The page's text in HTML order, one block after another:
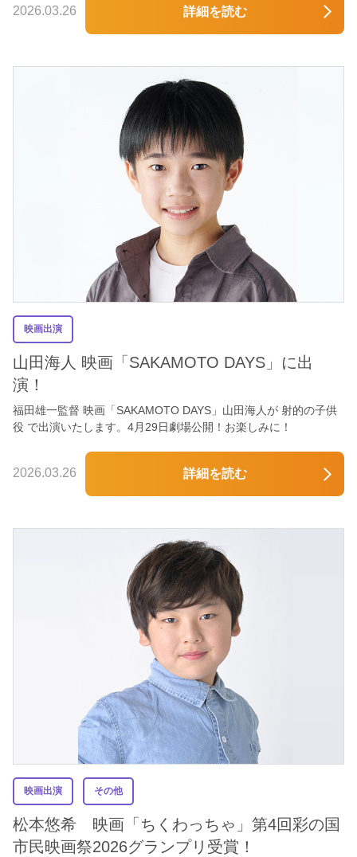
2026.03.26 詳細を読む
映画出演
山田海人 映画「SAKAMOTO DAYS」に出
演！
福田雄一監督 映画「SAKAMOTO DAYS」山田海人が 射的の子供
役 で出演いたします。4月29日劇場公開！お楽しみに！
2026.03.26 詳細を読む
映画出演 その他
松本悠希 映画「ちくわっちゃ」第4回彩の国
市民映画祭2026グランプリ受賞！